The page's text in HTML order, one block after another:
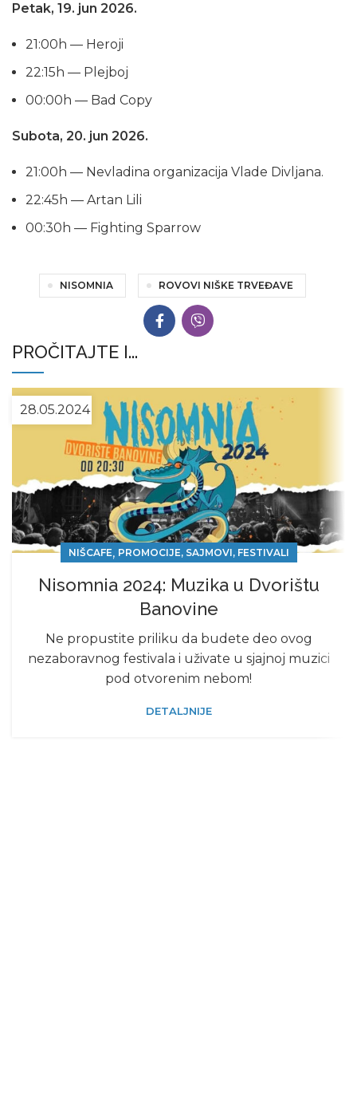
Petak, 19. jun 2026.
21:00h — Heroji
22:15h — Plejboj
00:00h — Bad Copy
Subota, 20. jun 2026.
21:00h — Nevladina organizacija Vlade Divljana.
22:45h — Artan Lili
00:30h — Fighting Sparrow
NISOMNIA ROVOVI NIŠKE TRVEĐAVE
PROČITAJTE I...
28.05.2024
NIŠCAFE, PROMOCIJE, SAJMOVI, FESTIVALI
Nisomnia 2024: Muzika u Dvorištu
Banovine
Ne propustite priliku da budete deo ovog
nezaboravnog festivala i uživate u sjajnoj muzici
pod otvorenim nebom!
DETALJNIJE